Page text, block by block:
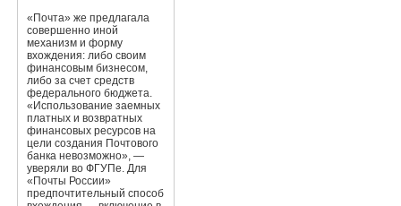
«Почта» же предлагала
совершенно иной
механизм и форму
вхождения: либо своим
финансовым бизнесом,
либо за счет средств
федерального бюджета.
«Использование заемных
платных и возвратных
финансовых ресурсов на
цели создания Почтового
банка невозможно», —
уверяли во ФГУПе. Для
«Почты России»
предпочтительный способ